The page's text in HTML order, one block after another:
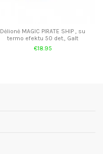
Dėlionė MAGIC PIRATE SHIP , su
termo efektu 50 det., Galt
€18.95